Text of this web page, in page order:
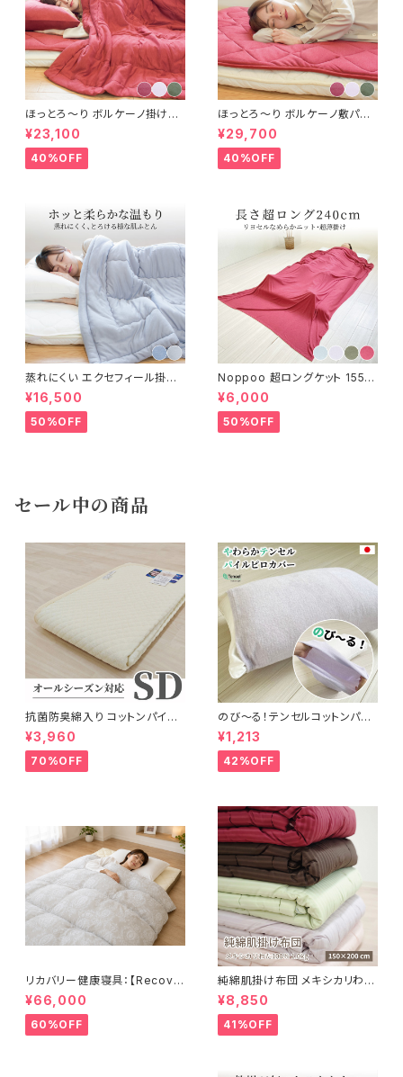
ほっとろ～り ボルケーノ掛け布
団 150×210cm
¥23,100
40%OFF
ほっとろ～り ボルケーノ敷パット
100×205cm
¥29,700
40%OFF
蒸れにくい エクセフィール掛け
布団 150×210cm
¥16,500
50%OFF
Noppoo 超ロングケット 155×
240cm
¥6,000
50%OFF
セール中の商品
抗菌防臭綿入り コットンパイル
敷パッド 120×205cm
¥3,960
70%OFF
のび〜る！テンセルコットンパイ
ル・ピローカバー 32×52cm〜
43×63cm
¥1,213
42%OFF
リカバリー健康寝具：【Recove
rion】リカバリオン羽毛掛け布団
プラウシオン®加工
¥66,000
60%OFF
純綿肌掛け布団 メキシカリわた
1.0kg【ストライプサテン】
¥8,850
41%OFF